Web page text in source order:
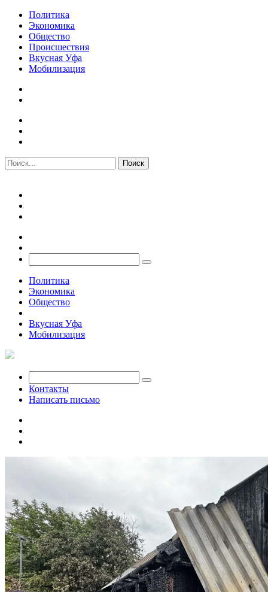
Политика
Экономика
Общество
Происшествия
Вкусная Уфа
Мобилизация
Политика
Экономика
Общество
Вкусная Уфа
Мобилизация
Контакты
Написать письмо